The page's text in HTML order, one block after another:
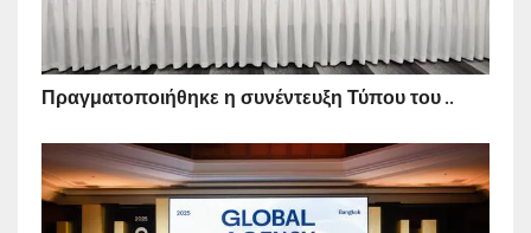
Πραγματοποιήθηκε η συνέντευξη Τύπου του ..